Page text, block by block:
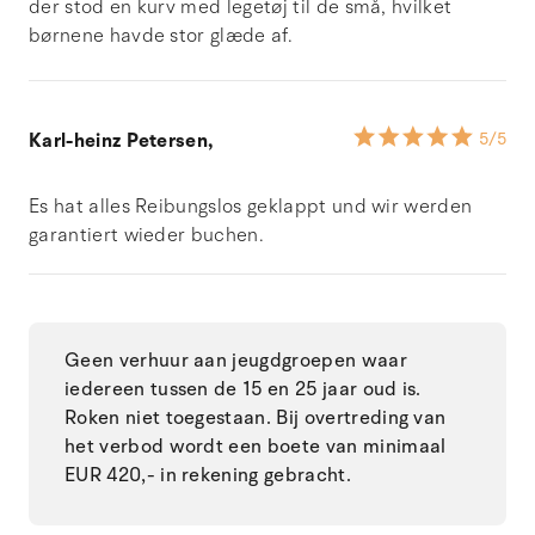
der stod en kurv med legetøj til de små, hvilket
børnene havde stor glæde af.
Karl-heinz Petersen, 5/5
Es hat alles Reibungslos geklappt und wir werden
garantiert wieder buchen.
Geen verhuur aan jeugdgroepen waar
iedereen tussen de 15 en 25 jaar oud is.
Roken niet toegestaan. Bij overtreding van
het verbod wordt een boete van minimaal
EUR 420,- in rekening gebracht.